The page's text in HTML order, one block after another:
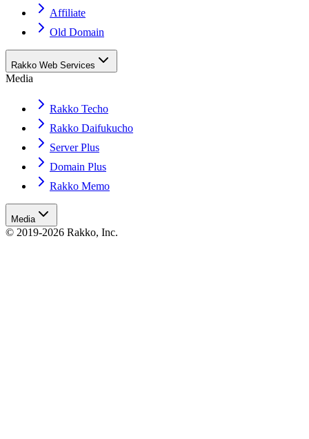
Affiliate
Old Domain
Rakko Web Services
Media
Rakko Techo
Rakko Daifukucho
Server Plus
Domain Plus
Rakko Memo
Media
© 2019-2026 Rakko, Inc.